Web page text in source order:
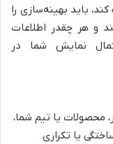
باید بهینه‌سازی را
و هر چقدر اطلاعات
نمایش شما در
یا تیم شما،
یا تکراری